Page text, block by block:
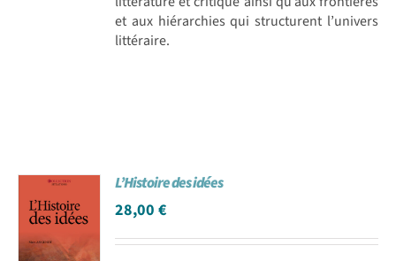
et aux hiérarchies qui structurent l’univers
littéraire.
L’Histoire des idées
28,00€